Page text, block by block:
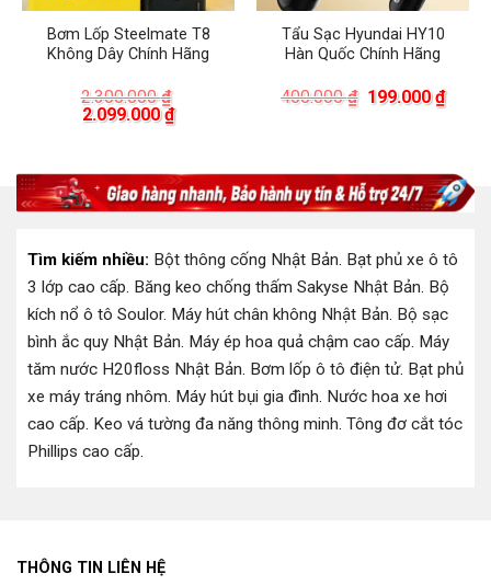
Bơm Lốp Steelmate T8
Không Dây Chính Hãng
2.300.000₫
Giá
2.099.000₫Giá
hiện
2.099.000 ₫.
Tẩu Sạc Hyundai HY10
Hàn Quốc Chính Hãng
400.000₫ Giá
199.000₫Giá
hiện
₫.
Tìm kiếm nhiều: Bột thông cống Nhật Bản. Bạt phủ xe ô tô
3 lớp cao cấp. Băng keo chống thấm Sakyse Nhật Bản. Bộ
kích nổ ô tô Soulor. Máy hút chân không Nhật Bản. Bộ sạc
bình ắc quy Nhật Bản. Máy ép hoa quả chậm cao cấp. Máy
tăm nước H20floss Nhật Bản. Bơm lốp ô tô điện tử. Bạt phủ
xe máy tráng nhôm. Máy hút bụi gia đình. Nước hoa xe hơi
cao cấp. Keo vá tường đa năng thông minh. Tông đơ cắt tóc
Phillips cao cấp.
THÔNG TIN LIÊN HỆ